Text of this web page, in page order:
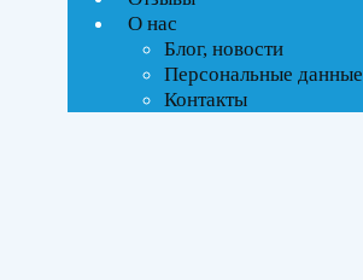
О нас
Блог, новости
Персональные данные
Контакты